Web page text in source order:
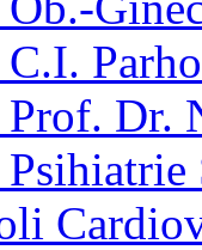
Dr.